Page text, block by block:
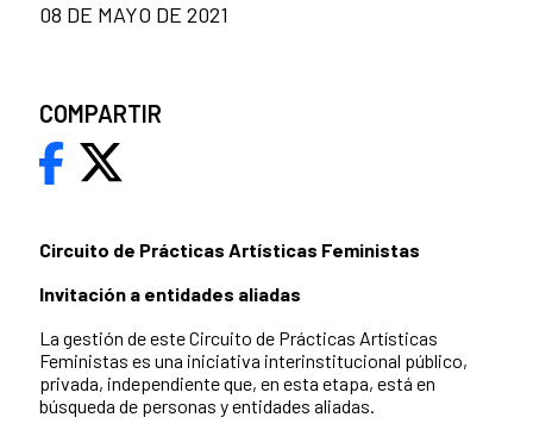
Circuito de Prácticas Artísticas Feministas
Invitación a entidades aliadas
La gestión de este Circuito de Prácticas Artísticas
Feministas es una iniciativa interinstitucional público,
privada, independiente que, en esta etapa, está en
búsqueda de personas y entidades aliadas.
08 DE MAYO DE 2021
COMPARTIR